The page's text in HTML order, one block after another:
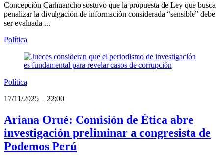
Concepción Carhuancho sostuvo que la propuesta de Ley que busca
penalizar la divulgación de información considerada “sensible” debe
ser evaluada ...
Política
Política
17/11/2025
22:00
Ariana Orué: Comisión de Ética abre
investigación preliminar a congresista de
Podemos Perú